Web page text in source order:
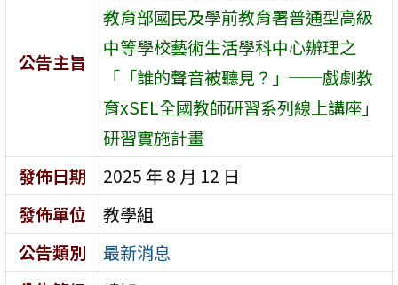
公告主旨
教育部國民及學前教育署普通型高級
中等學校藝術生活學科中心辦理之
「「誰的聲音被聽見？」──戲劇教
育xSEL全國教師研習系列線上講座」
研習實施計畫
發佈日期
2025 年 8 月 12 日
發佈單位
教學組
公告類別
最新消息